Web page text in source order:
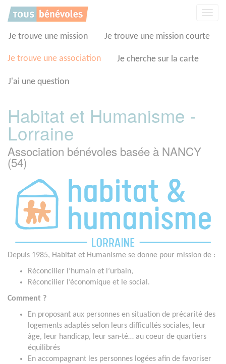
Je trouve une mission Je trouve une mission courte
Je trouve une association Je cherche sur la carte
J'ai une question
Habitat et Humanisme -
Lorraine
Association bénévoles basée à NANCY
(54)
Depuis 1985, Habitat et Humanisme se donne pour mission de :
Réconcilier l’humain et l’urbain,
Réconcilier l’économique et le social.
Comment ?
En proposant aux personnes en situation de précarité des
logements adaptés selon leurs difficultés sociales, leur
âge, leur handicap, leur san-té… au coeur de quartiers
équilibrés
En accompagnant les personnes logées afin de favoriser
Panneau de gestion des cookies